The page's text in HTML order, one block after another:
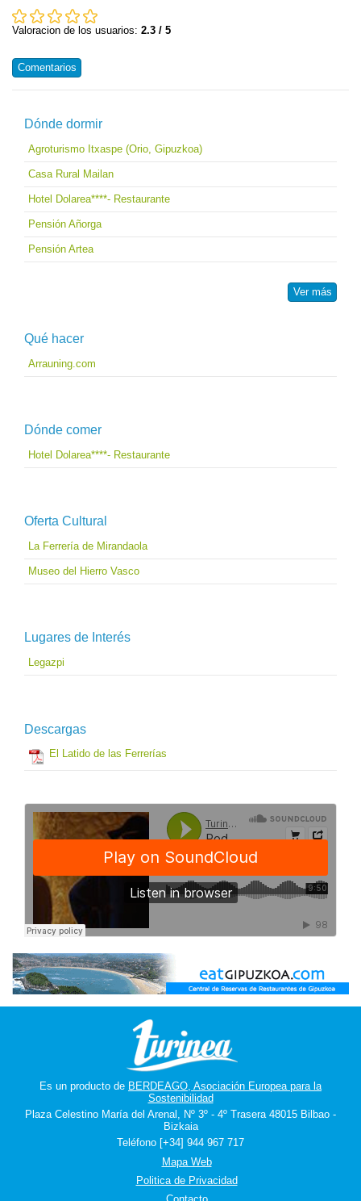
Valoracion de los usuarios: 2.3 / 5
Comentarios
Dónde dormir
Agroturismo Itxaspe (Orio, Gipuzkoa)
Casa Rural Mailan
Hotel Dolarea****- Restaurante
Pensión Añorga
Pensión Artea
Ver más
Qué hacer
Arrauning.com
Dónde comer
Hotel Dolarea****- Restaurante
Oferta Cultural
La Ferrería de Mirandaola
Museo del Hierro Vasco
Lugares de Interés
Legazpi
Descargas
El Latido de las Ferrerías
Es un producto de BERDEAGO, Asociación Europea para la
Sostenibilidad
Plaza Celestino María del Arenal, Nº 3º - 4º Trasera 48015 Bilbao -
Bizkaia
Teléfono [+34] 944 967 717
Mapa Web
Politica de Privacidad